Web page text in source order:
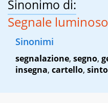
Sinonimo di:
Segnale luminoso
Sinonimi
segnalazione, segno,
insegna, cartello,